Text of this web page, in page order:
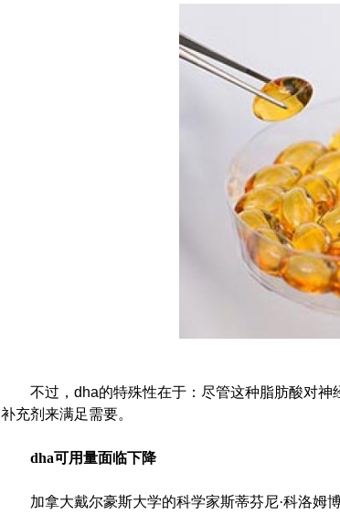
不过， dha的特殊性在于：尽管这种脂肪酸对
补充剂来满足需要。
dha可用量面临下降
加拿大戴尔豪斯大学的科学家斯蒂芬尼·科洛姆博